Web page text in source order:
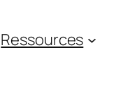
Ressources